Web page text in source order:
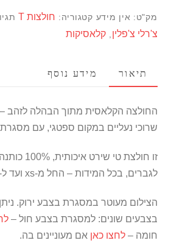
לזהב
-
ירוקה
מק"ט: אין מידע קטגוריה: חולצות T
צ'רלי צ'פלין קלאסיקות
תיאור מידע נוסף
החולצה הקלאסית מתוך הבהלה לזהב –
שרוכי נעליים במקום ספטגי, עם מסגרת
זו חולצת טי
לגברים, בכל המידות – החל מ-xs ועד ל-2XL ובמספר צבעים.
הצילום מעוטר במסגרת בצבע ירוק.
בצבעים שונים: למסגרת בצבע חול –
חומה –לחצו כאן אם מעוניינים בה.